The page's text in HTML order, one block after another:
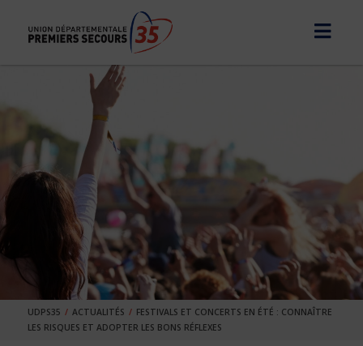
UDPS35 ACTUALITÉS
FESTIVALS ET CONCERTS EN ÉTÉ : CONNAÎTRE
LES RISQUES ET ADOPTER LES BONS RÉFLEXES